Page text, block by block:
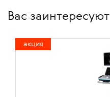
Вас заинтересуют
акция